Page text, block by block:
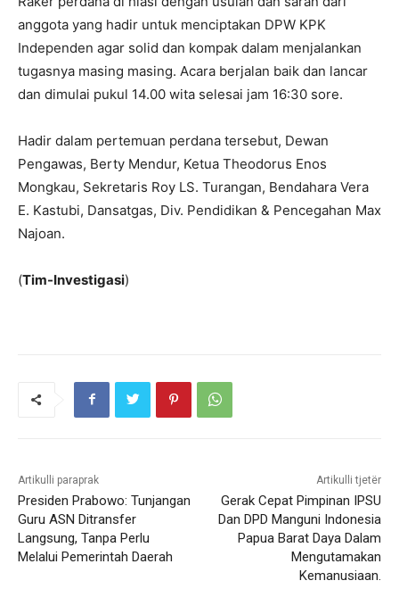
anggota yang hadir untuk menciptakan DPW KPK
Independen agar solid dan kompak dalam menjalankan
tugasnya masing masing. Acara berjalan baik dan lancar
dan dimulai pukul 14.00 wita selesai jam 16:30 sore.
Hadir dalam pertemuan perdana tersebut, Dewan
Pengawas, Berty Mendur, Ketua Theodorus Enos
Mongkau, Sekretaris Roy LS. Turangan, Bendahara Vera
E. Kastubi, Dansatgas, Div. Pendidikan & Pencegahan Max
Najoan.
(Tim-Investigasi)
Artikulli paraprak
Presiden Prabowo: Tunjangan
Guru ASN Ditransfer
Langsung, Tanpa Perlu
Melalui Pemerintah Daerah
Artikulli tjetër
Gerak Cepat Pimpinan IPSU
Dan DPD Manguni Indonesia
Papua Barat Daya Dalam
Mengutamakan
Kemanusiaan.